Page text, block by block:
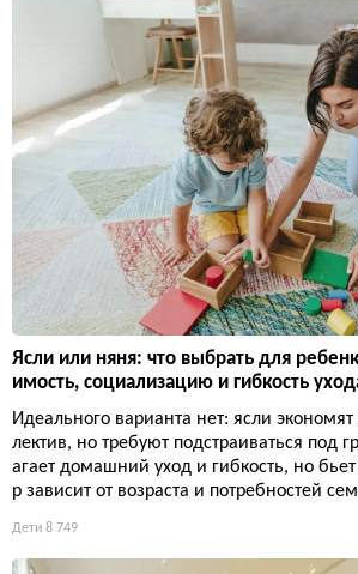
Ясли или няня: что выбрать для
имость, социализацию и гибкость
Идеального варианта нет: ясли
лектив, но требуют подстраиваться под
агает домашний уход и гибкость, но
р зависит от возраста и потребностей
Дети 8 749